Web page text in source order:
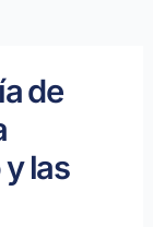
de
las